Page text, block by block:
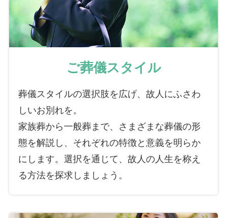
ご葬儀スタイル
葬儀スタイルの選択肢を広げ、故人にふさわ
しいお別れを。
家族葬から一般葬まで、さまざまな葬儀の形
態を解説し、それぞれの特徴と意義を明らか
にします。選択を通じて、故人の人生を称え
る方法を探求しましょう。